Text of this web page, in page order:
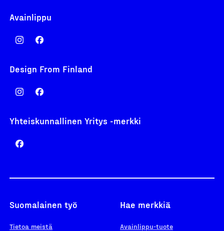
Avainlippu
Design From Finland
Yhteiskunnallinen Yritys -merkki
Suomalainen työ
Tietoa meistä
Hae merkkiä
Avainlippu-tuote